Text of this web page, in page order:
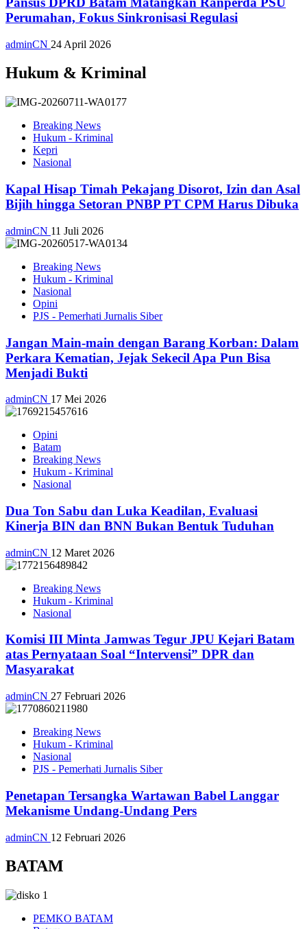
Perumahan, Fokus Sinkronisasi Regulasi
adminCN 24 April 2026
Hukum & Kriminal
Breaking News
Hukum - Kriminal
Kepri
Nasional
Kapal Hisap Timah Pekajang Disorot, Izin dan Asal
Bijih hingga Setoran PNBP PT CPM Harus Dibuka
adminCN 11 Juli 2026
Breaking News
Hukum - Kriminal
Nasional
Opini
PJS - Pemerhati Jurnalis Siber
Jangan Main-main dengan Barang Korban: Dalam
Perkara Kematian, Jejak Sekecil Apa Pun Bisa
Menjadi Bukti
adminCN 17 Mei 2026
Opini
Batam
Breaking News
Hukum - Kriminal
Nasional
Dua Ton Sabu dan Luka Keadilan, Evaluasi
Kinerja BIN dan BNN Bukan Bentuk Tuduhan
adminCN 12 Maret 2026
Breaking News
Hukum - Kriminal
Nasional
Komisi III Minta Jamwas Tegur JPU Kejari Batam
atas Pernyataan Soal “Intervensi” DPR dan
Masyarakat
adminCN 27 Februari 2026
Breaking News
Hukum - Kriminal
Nasional
PJS - Pemerhati Jurnalis Siber
Penetapan Tersangka Wartawan Babel Langgar
Mekanisme Undang-Undang Pers
adminCN 12 Februari 2026
BATAM
PEMKO BATAM